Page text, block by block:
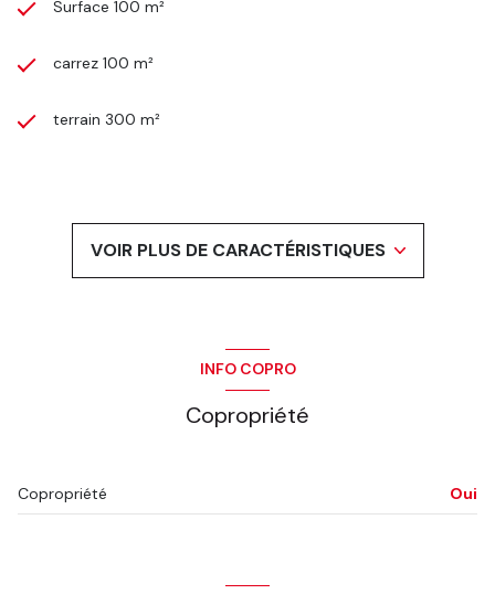
Surface 100 m²
carrez 100 m²
terrain 300 m²
Chauffage individuel : radiateur (gaz)
VOIR PLUS DE CARACTÉRISTIQUES
INFO COPRO
Copropriété
Copropriété Oui